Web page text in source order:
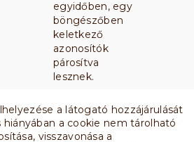
egyidőben, egy
böngészőben
keletkező
azonosítók
párosítva
lesznek.
a látogató hozzájárulását
hiányában a cookie nem tárolható
visszavonása a